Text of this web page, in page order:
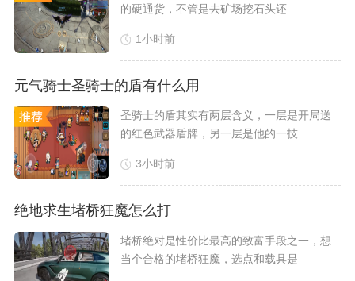
的硬通货，不管是去矿场挖石头还
1小时前
元气骑士圣骑士的盾有什么用
圣骑士的盾其实有两层含义，一层是开局送
的红色武器盾牌，另一层是他的一技
3小时前
绝地求生堵桥狂魔怎么打
堵桥绝对是性价比最高的致富手段之一，想
当个合格的堵桥狂魔，选点和载具是